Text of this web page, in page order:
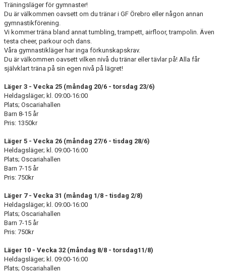
Träningsläger för gymnaster!
Du är välkommen oavsett om du tränar i GF Örebro eller någon annan
gymnastikförening.
Vi kommer träna bland annat tumbling, trampett, airfloor, trampolin. Även
testa cheer, parkour och dans.
Våra gymnastikläger har inga förkunskapskrav.
Du är välkommen oavsett vilken nivå du tränar eller tävlar på! Alla får
självklart träna på sin egen nivå på lägret!
Läger 3 - Vecka 25 (måndag 20/6 - torsdag 23/6)
Heldagsläger; kl. 09:00-16:00
Plats; Oscariahallen
Barn 8-15 år
Pris: 1350kr
Läger 5 - Vecka 26 (måndag 27/6 - tisdag 28/6)
Heldagsläger; kl. 09:00-16:00
Plats; Oscariahallen
Barn 7-15 år
Pris: 750kr
Läger 7 - Vecka 31 (måndag 1/8 - tisdag 2/8)
Heldagsläger; kl. 09:00-16:00
Plats; Oscariahallen
Barn 7-15 år
Pris: 750kr
Läger 10 - Vecka 32 (måndag 8/8 - torsdag11/8)
Heldagsläger; kl. 09:00-16:00
Plats; Oscariahallen